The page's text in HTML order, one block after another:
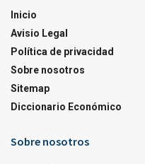
Inicio
Avisio Legal
Política de privacidad
Sobre nosotros
Sitemap
Diccionario Económico
Sobre nosotros